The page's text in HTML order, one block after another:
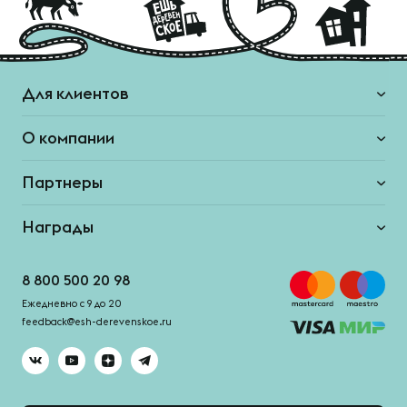
Для клиентов
О компании
Партнеры
Награды
8 800 500 20 98
Ежедневно с 9 до 20
feedback@esh-derevenskoe.ru